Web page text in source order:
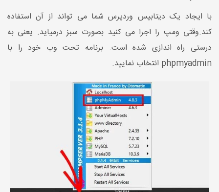
با ایجاد یک دیتابیس وردپرس شما می تواند از آن استفاده
کند.وقتی ومپ را اجرا می کنید بصورت سبز درمیاید. یعنی به
درستی راه اندازی شده است. برنامه تحت وب خود را با
phpmyadmin انتخاب نمایید.